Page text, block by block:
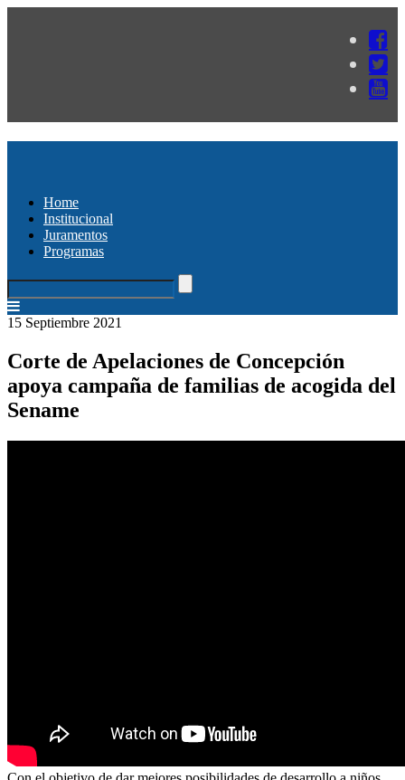
Home
Institucional
Juramentos
Programas
15 Septiembre 2021
Corte de Apelaciones de Concepción
apoya campaña de familias de acogida del
Sename